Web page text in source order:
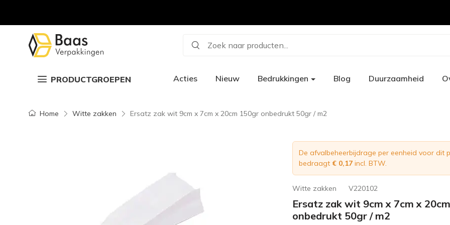
Zoek naar producten...
PRODUCTGROEPEN Acties Nieuw Bedrukkingen Blog Duurzaamheid
Home Witte zakken Ersatz zak wit 9cm x 7cm x 20cm 150gr onbedrukt 50gr / m2
De afvalbeheerbijdrage per eenheid voor dit
bedraagt € 0,17 incl. BTW.
Witte zakken V220102
Ersatz zak wit 9cm x 7cm x
onbedrukt 50gr / m2